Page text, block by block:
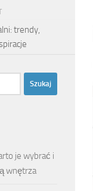
trendy,
je wybrać i
wnętrza